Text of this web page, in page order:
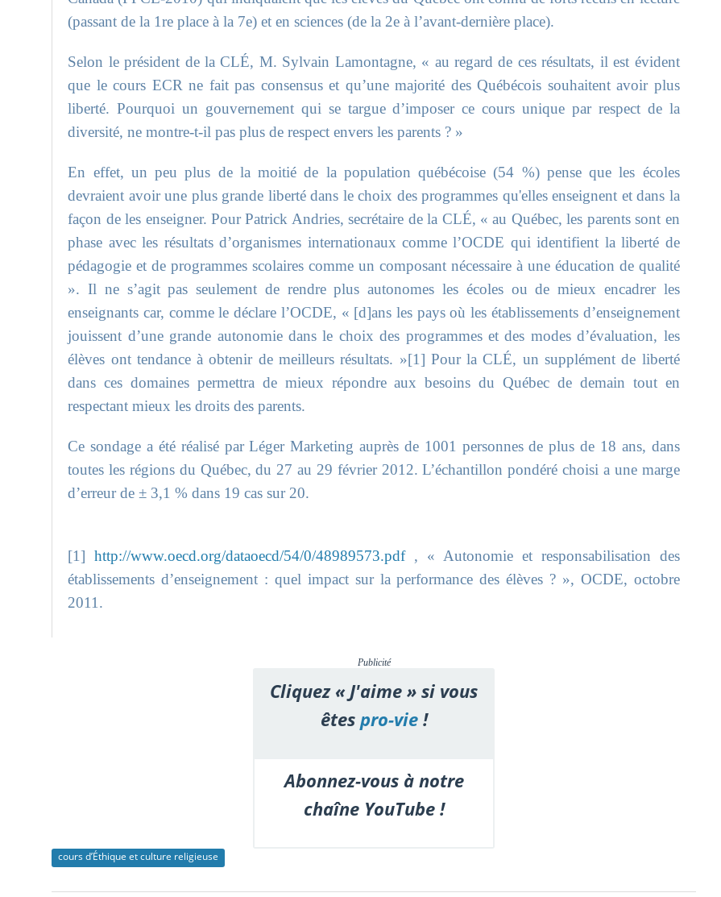
(passant de la 1re place à la 7e) et en sciences (de la 2e à l’avant-dernière place).
Selon le président de la CLÉ, M. Sylvain Lamontagne, « au regard de ces résultats, il est évident
que le cours ECR ne fait pas consensus et qu’une majorité des Québécois souhaitent avoir plus
liberté. Pourquoi un gouvernement qui se targue d’imposer ce cours unique par respect de la
diversité, ne montre-t-il pas plus de respect envers les parents ? »
En effet, un peu plus de la moitié de la population québécoise (54 %) pense que les écoles
devraient avoir une plus grande liberté dans le choix des programmes qu'elles enseignent et dans la
façon de les enseigner. Pour Patrick Andries, secrétaire de la CLÉ, « au Québec, les parents sont en
phase avec les résultats d’organismes internationaux comme l’OCDE qui identifient la liberté de
pédagogie et de programmes scolaires comme un composant nécessaire à une éducation de qualité
». Il ne s’agit pas seulement de rendre plus autonomes les écoles ou de mieux encadrer les
enseignants car, comme le déclare l’OCDE, « [d]ans les pays où les établissements d’enseignement
jouissent d’une grande autonomie dans le choix des programmes et des modes d’évaluation, les
élèves ont tendance à obtenir de meilleurs résultats. »[1] Pour la CLÉ, un supplément de liberté
dans ces domaines permettra de mieux répondre aux besoins du Québec de demain tout en
respectant mieux les droits des parents.
Ce sondage a été réalisé par Léger Marketing auprès de 1001 personnes de plus de 18 ans, dans
toutes les régions du Québec, du 27 au 29 février 2012. L’échantillon pondéré choisi a une marge
d’erreur de ± 3,1 % dans 19 cas sur 20.
[1]http://www.oecd.org/dataoecd/54/0/48989573.pdf, « Autonomie et responsabilisation des
établissements d’enseignement : quel impact sur la performance des élèves ? », OCDE, octobre
2011.
Publicité
Cliquez « J'aime » si vous
êtespro-vie!
Abonnez-vous à notre
chaîne YouTube !
cours d’Éthique et culture religieuse